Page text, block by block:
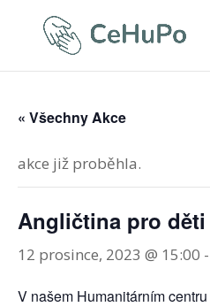
« Všechny Akce
akce již proběhla.
Angličtina pro děti
12 prosince, 2023 @ 15:00 -
V našem Humanitárním